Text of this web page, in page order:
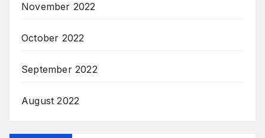
November 2022
October 2022
September 2022
August 2022